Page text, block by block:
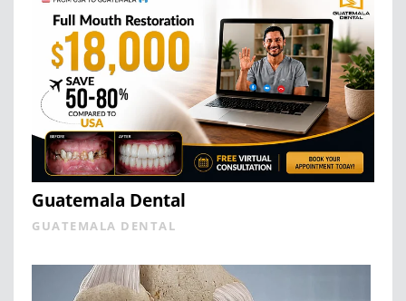
Guatemala Dental
GUATEMALA DENTAL